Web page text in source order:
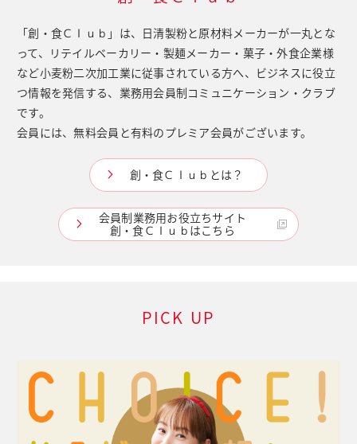
「創・食Ｃｌｕｂ」は、日清製粉と原材料メーカーが一丸とな
って、
リテイルベーカリー・製麺メーカー・菓子・外食企業様
など小麦粉二次加工業に従事されている方へ、
ビジネスに役立
つ情報を発信する、業務用会員制コミュニケーション・クラブ
です。
会員には、無料会員と有料のプレミア会員がございます。
創・食Ｃｌｕｂとは？
会員制業務用お役立ちサイト
創・食Ｃｌｕｂはこちら
PICK UP